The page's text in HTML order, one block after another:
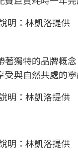
明：林凱洛提供
著獨特的品牌概
受與自然共處的寧
明：林凱洛提供
明：林凱洛提供